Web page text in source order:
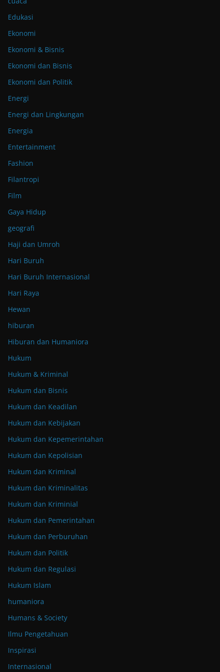
Edukasi
Ekonomi
Ekonomi & Bisnis
Ekonomi dan Bisnis
Ekonomi dan Politik
Energi
Energi dan Lingkungan
Energia
Entertainment
Fashion
Filantropi
Film
Gaya Hidup
geografi
Haji dan Umroh
Hari Buruh
Hari Buruh Internasional
Hari Raya
Hewan
hiburan
Hiburan dan Humaniora
Hukum
Hukum & Kriminal
Hukum dan Bisnis
Hukum dan Keadilan
Hukum dan Kebijakan
Hukum dan Kepemerintahan
Hukum dan Kepolisian
Hukum dan Kriminal
Hukum dan Kriminalitas
Hukum dan Kriminial
Hukum dan Pemerintahan
Hukum dan Perburuhan
Hukum dan Politik
Hukum dan Regulasi
Hukum Islam
humaniora
Humans & Society
Ilmu Pengetahuan
Inspirasi
Internasional